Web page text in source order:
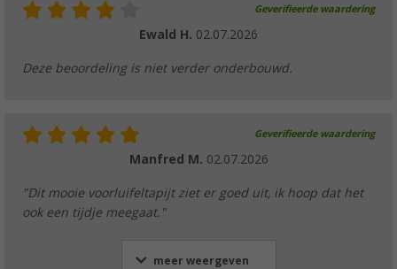
Geverifieerde waardering
Ewald H. 02.07.2026
Deze beoordeling is niet verder onderbouwd.
Geverifieerde waardering
Manfred M. 02.07.2026
"Dit mooie voorluifeltapijt ziet er goed uit, ik hoop dat het
ook een tijdje meegaat."
meer weergeven